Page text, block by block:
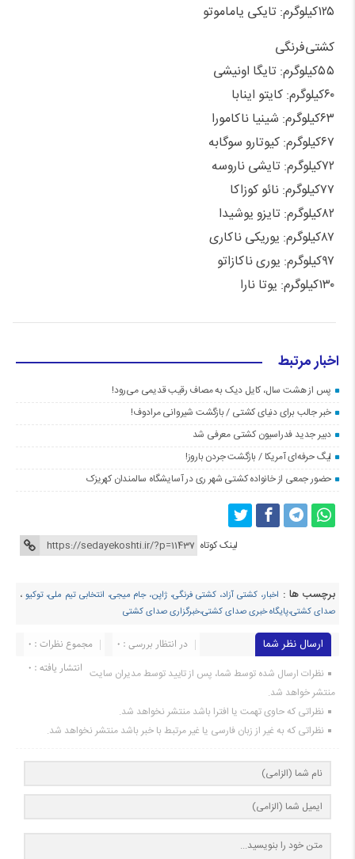
۱۲۵کیلوگرم: تایکی یاماموتو
کشتی‌فرنگی
۵۵کیلوگرم: تایگا اونیشی
۶۰کیلوگرم: کایتو اینابا
۶۳کیلوگرم: شینیا ناکامورا
۶۷کیلوگرم: کیوتارو سوگابه
۷۲کیلوگرم: تایشی ناروسه
۷۷کیلوگرم: نائو کوزاکا
۸۲کیلوگرم: تایزو یوشیدا
۸۷کیلوگرم: یوریکی ناکاری
۹۷کیلوگرم: یوری ناکازاتو
۱۳۰کیلوگرم: یوتا نارا
اخبار مرتبط
پس از هشت سال، کایل دیک به مصاف رقیب قدیمی می‌رود!
خبر جالب برای دنیای کشتی / بازگشت شیروانی مرادوف!
دبیر جدید فدراسیون کشتی معرفی شد
لیگ حرفه‌ای آمریکا / بازگشت جردن باروز!
حضور جمعی از خانواده کشتی شهر ری در آسایشگاه سالمندان کهریزک
لینک کوتاه
برچسب ها : اخبار، کشتی آزاد، کشتی فرنگی، ژاپن، جام میجی، انتخابی تیم ملی، توکیو ،
صدای کشتی،پایگاه خبری صدای کشتی،خبرگزاری صدای کشتی
ارسال نظر شما مجموع نظرات : 0
در انتظار بررسی : 0
انتشار یافته : ۰ نظرات ارسال شده توسط شما، پس از تایید توسط مدیران سایت
منتشر خواهد شد.
نظراتی که حاوی تهمت یا افترا باشد منتشر نخواهد شد.
نظراتی که به غیر از زبان فارسی یا غیر مرتبط با خبر باشد منتشر نخواهد شد.